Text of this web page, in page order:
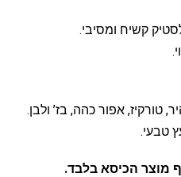
קשיח ומסיבי.
טורקיז, אפור כהה, בז’ ולבן.
טבעי.
מוצר הכיסא בלבד.